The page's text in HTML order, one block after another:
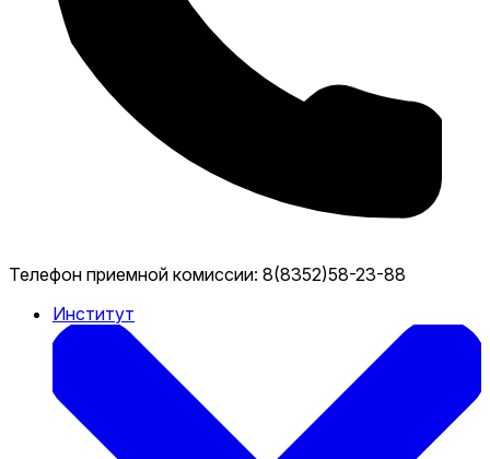
Телефон приемной комиссии: 8(8352)58-23-88
Институт